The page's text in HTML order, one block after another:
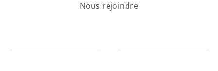
Nous rejoindre